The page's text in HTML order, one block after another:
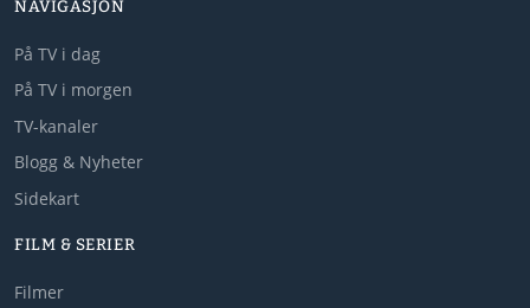
NAVIGASJON
På TV i dag
På TV i morgen
TV-kanaler
Blogg & Nyheter
Sidekart
FILM & SERIER
Filmer